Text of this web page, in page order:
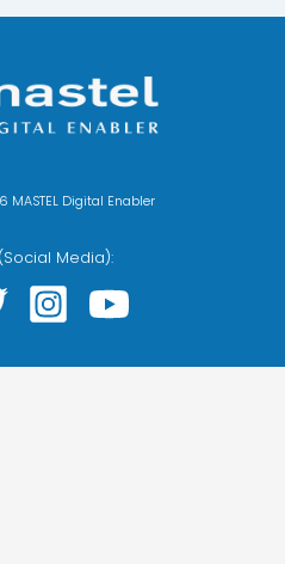
Digital Enabler
Media):